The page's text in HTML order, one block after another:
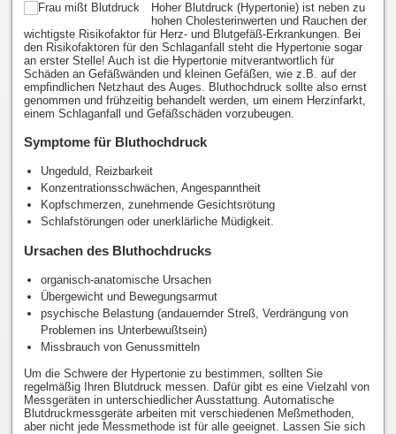
Hoher Blutdruck (Hypertonie) ist neben zu
hohen Cholesterinwerten und Rauchen der
wichtigste Risikofaktor für Herz- und Blutgefäß-Erkrankungen. Bei
den Risikofaktoren für den Schlaganfall steht die Hypertonie sogar
an erster Stelle! Auch ist die Hypertonie mitverantwortlich für
Schäden an Gefäßwänden und kleinen Gefäßen, wie z.B. auf der
empfindlichen Netzhaut des Auges. Bluthochdruck sollte also ernst
genommen und frühzeitig behandelt werden, um einem Herzinfarkt,
einem Schlaganfall und Gefäßschäden vorzubeugen.
Symptome für Bluthochdruck
Ungeduld, Reizbarkeit
Konzentrationsschwächen, Angespanntheit
Kopfschmerzen, zunehmende Gesichtsrötung
Schlafstörungen oder unerklärliche Müdigkeit.
Ursachen des Bluthochdrucks
organisch-anatomische Ursachen
Übergewicht und Bewegungsarmut
psychische Belastung (andauernder Streß, Verdrängung von
Problemen ins Unterbewußtsein)
Missbrauch von Genussmitteln
Um die Schwere der Hypertonie zu bestimmen, sollten Sie
regelmäßig Ihren Blutdruck messen. Dafür gibt es eine Vielzahl von
Messgeräten in unterschiedlicher Ausstattung. Automatische
Blutdruckmessgeräte arbeiten mit verschiedenen Meßmethoden,
aber nicht jede Messmethode ist für alle geeignet. Lassen Sie sich